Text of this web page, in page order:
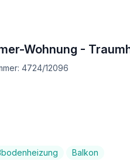
Wohnung -
4724/12096
Balkon